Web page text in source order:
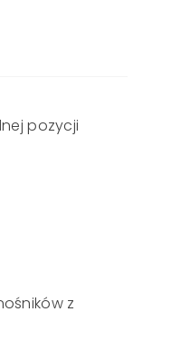
pozycji
z